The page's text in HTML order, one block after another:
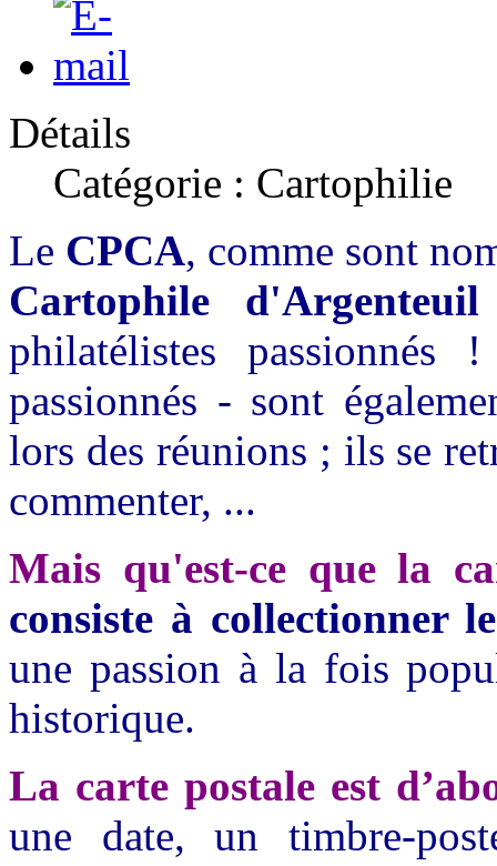
Détails
Catégorie : Cartophilie
Le CPCA, comme sont
Cartophile d'Argenteuil
philatélistes
passionnés - sont
lors des réunions ; ils se
commenter, ...
Mais qu'est-ce que la
consiste à collectionner
une passion à la fois
historique.
La carte postale est
une date, un timbre-